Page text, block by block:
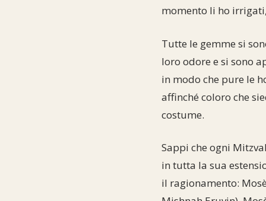
momento li ho
Tutte le gemme si
loro odore e si sono
in modo che pure le
affinché coloro che
costume.
Sappi che ogni
in tutta la sua
il ragionamento: